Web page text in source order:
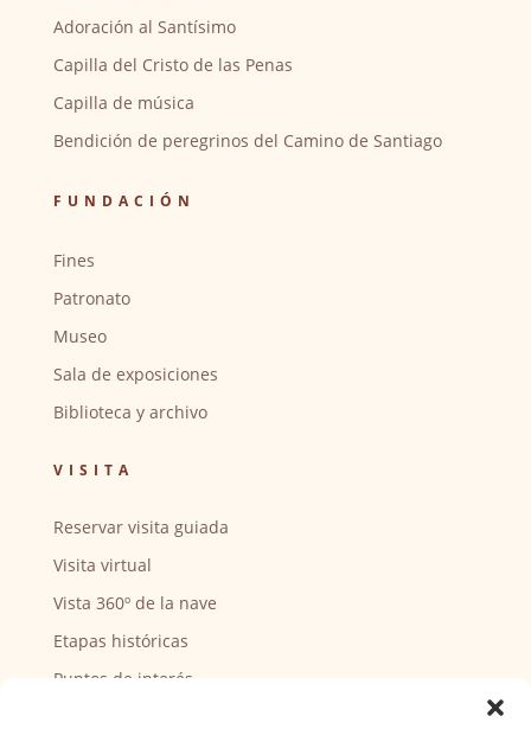
Adoración al Santísimo
Capilla del Cristo de las Penas
Capilla de música
Bendición de peregrinos del Camino de Santiago
FUNDACIÓN
Fines
Patronato
Museo
Sala de exposiciones
Biblioteca y archivo
VISITA
Reservar visita guiada
Visita virtual
Vista 360º de la nave
Etapas históricas
Puntos de interés